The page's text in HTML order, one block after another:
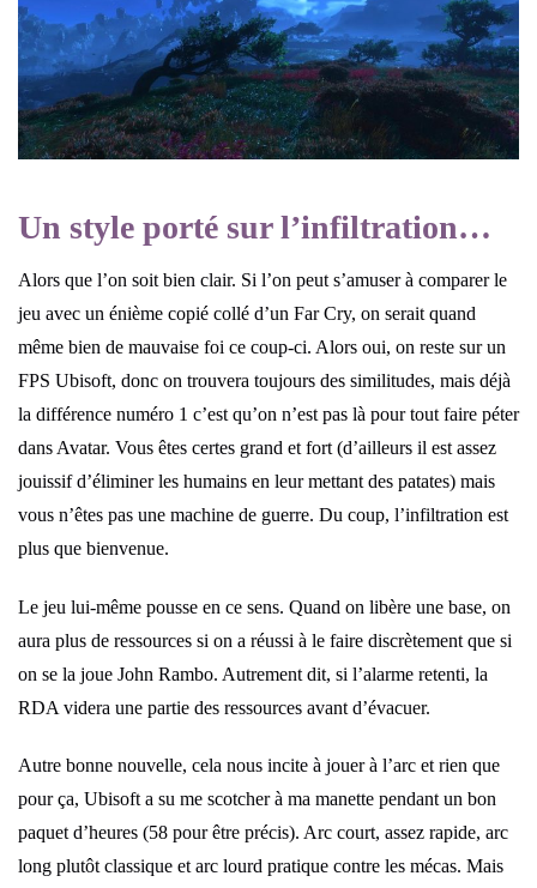
Un style porté sur l’infiltration…
Alors que l’on soit bien clair. Si l’on peut s’amuser à comparer le
jeu avec un énième copié collé d’un Far Cry, on serait quand
même bien de mauvaise foi ce coup-ci. Alors oui, on reste sur un
FPS Ubisoft, donc on trouvera toujours des similitudes, mais déjà
la différence numéro 1 c’est qu’on n’est pas là pour tout faire péter
dans Avatar. Vous êtes certes grand et fort (d’ailleurs il est assez
jouissif d’éliminer les humains en leur mettant des patates) mais
vous n’êtes pas une machine de guerre. Du coup, l’infiltration est
plus que bienvenue.
Le jeu lui-même pousse en ce sens. Quand on libère une base, on
aura plus de ressources si on a réussi à le faire discrètement que si
on se la joue John Rambo. Autrement dit, si l’alarme retenti, la
RDA videra une partie des ressources avant d’évacuer.
Autre bonne nouvelle, cela nous incite à jouer à l’arc et rien que
pour ça, Ubisoft a su me scotcher à ma manette pendant un bon
paquet d’heures (58 pour être précis). Arc court, assez rapide, arc
long plutôt classique et arc lourd pratique contre les mécas. Mais